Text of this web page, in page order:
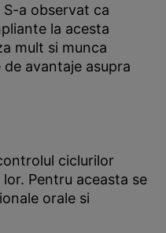
a observat ca
la acesta
mult si munca
avantaje asupra
ciclurilor
Pentru aceasta se
orale si